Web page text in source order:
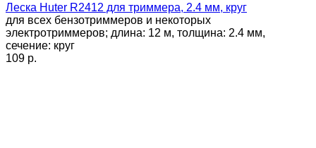
Леска Huter R2412 для триммера, 2.4 мм, круг
для всех бензотриммеров и некоторых
электротриммеров; длина: 12 м, толщина: 2.4 мм,
сечение: круг
109 p.